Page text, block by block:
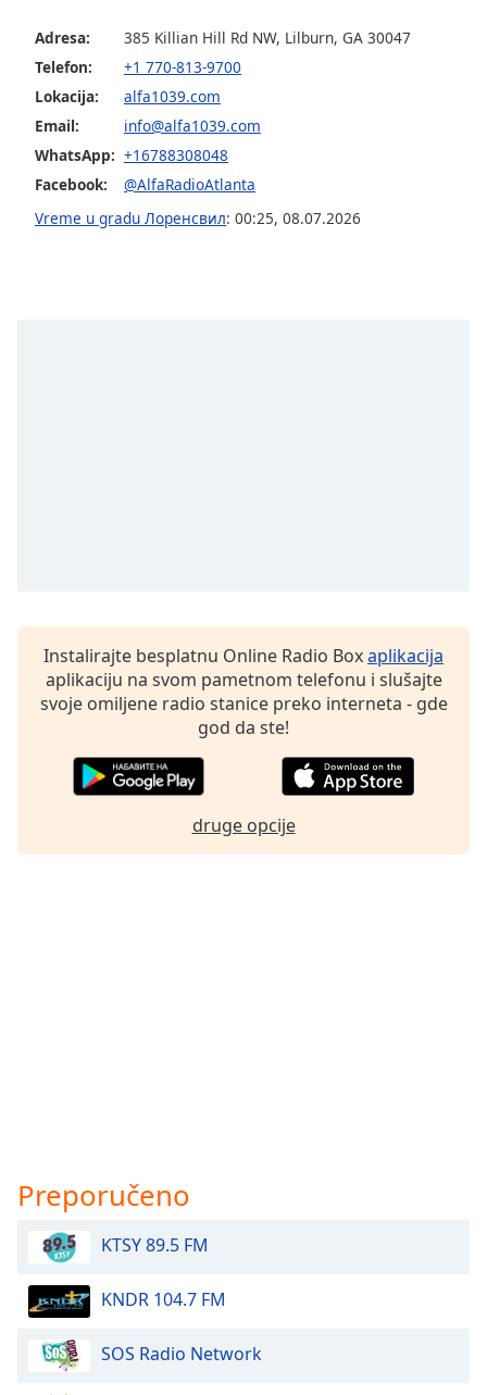
Opacity
Caption
Background
Color
Opacity
Close
Dialog
Adresa:
385 Killian Hill Rd NW, Lilburn, GA 30047
Telefon:
+1 770-813-9700
Lokacija:
alfa1039.com
Email:
info@alfa1039.com
WhatsApp: +16788308048
Facebook:
@AlfaRadioAtlanta
Vreme u gradu Лоренсвил: 00:25, 08.07.2026
Instalirajte besplatnu Online Radio Boxaplikacija
aplikaciju na svom pametnom telefonu i slušajte
svoje omiljene radio stanice preko interneta - gde
god da ste!
druge opcije
Preporučeno
KTSY 89.5 FM
KNDR 104.7 FM
SOS Radio Network